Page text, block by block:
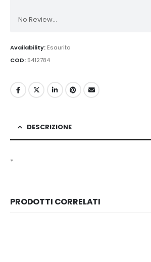
No Review...
Availability: Esaurito
COD: 5412784
DESCRIZIONE
*
PRODOTTI CORRELATI